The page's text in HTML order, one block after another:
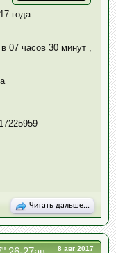
года
07 часов 30 минут ,
Читать дальше...
8 авг 2017